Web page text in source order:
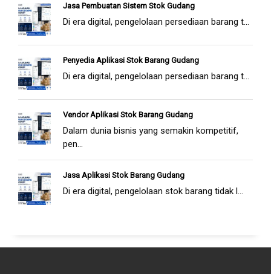
Jasa Pembuatan Sistem Stok Gudang
Di era digital, pengelolaan persediaan barang t...
Penyedia Aplikasi Stok Barang Gudang
Di era digital, pengelolaan persediaan barang t...
Vendor Aplikasi Stok Barang Gudang
Dalam dunia bisnis yang semakin kompetitif,
pen...
Jasa Aplikasi Stok Barang Gudang
Di era digital, pengelolaan stok barang tidak l...